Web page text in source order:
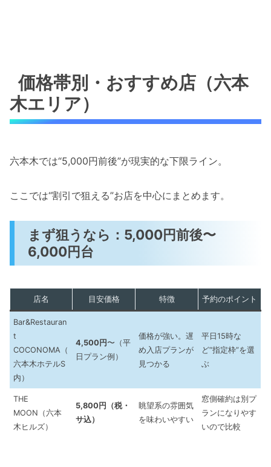
価格帯別・おすすめ店（六本
木エリア）
六本木では“5,000円前後”が現実的な下限ライン。
ここでは“割引で狙える”お店を中心にまとめます。
まず狙うなら：5,000円前後〜
6,000円台
店名 目安価格 特徴 予約のポイント
Bar&Restauran
t
COCONOMA（
六本木ホテルS
内）
4,500円〜（平
日プラン例）
価格が強い。遅
め入店プランが
見つかる
平日15時な
ど“指定枠”を選
ぶ
THE
MOON（六本
木ヒルズ）
5,800円（税・
サ込）
眺望系の雰囲気
を味わいやすい
窓側確約は別プ
ランになりやす
いので比較